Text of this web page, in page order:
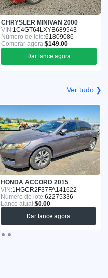
CHRYSLER MINIVAN 2000
VIN:1C4GT64LXYB689543
Número de lote:61809086
Comprar agora:$149.00
Dar lance agora
Ver tudo ❯
HONDA ACCORD 2015
VIN:1HGCR2F37FA141622
Número de lote:62275336
Lance atual:$0.00
Dar lance agora